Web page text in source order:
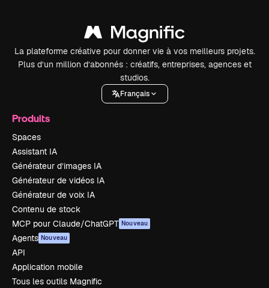
La plateforme créative pour donner vie à vos meilleurs projets.
Plus d’un million d’abonnés : créatifs, entreprises, agences et
studios.
Français
Produits
Spaces
Assistant IA
Générateur d’images IA
Générateur de vidéos IA
Générateur de voix IA
Contenu de stock
MCP pour Claude/ChatGPT Nouveau
Agents Nouveau
API
Application mobile
Tous les outils Magnific